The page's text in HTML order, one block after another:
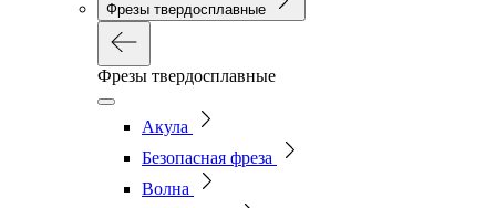
Фрезы твердосплавные
Фрезы твердосплавные
Акула
Безопасная фреза
Волна